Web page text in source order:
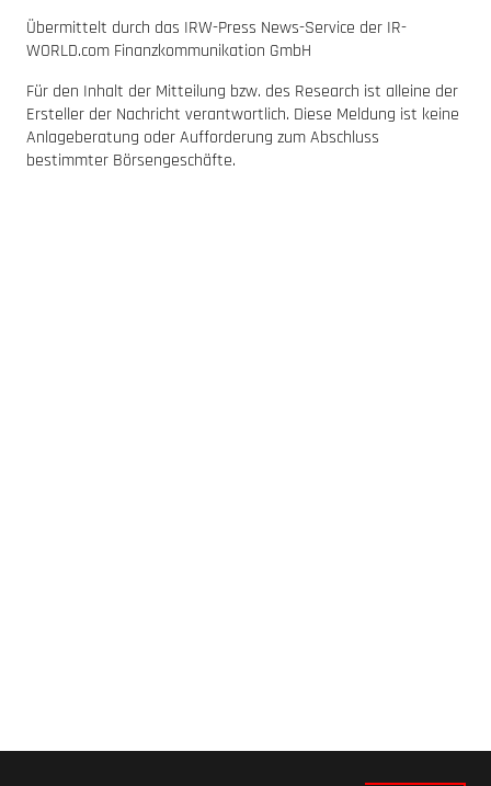
Übermittelt durch das IRW-Press News-Service der IR-
WORLD.com Finanzkommunikation GmbH
Für den Inhalt der Mitteilung bzw. des Research ist alleine der
Ersteller der Nachricht verantwortlich. Diese Meldung ist keine
Anlageberatung oder Aufforderung zum Abschluss
bestimmter Börsengeschäfte.